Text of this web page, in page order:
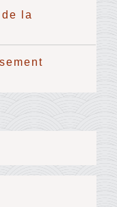
la